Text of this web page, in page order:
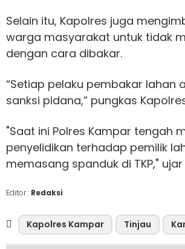
Selain itu, Kapolres juga
warga masyarakat untuk tidak
dengan cara dibakar.
“Setiap pelaku pembakar lahan
sanksi pidana,” pungkas
"Saat ini Polres Kampar tengah
penyelidikan terhadap pemilik
memasang spanduk di TKP,"
Editor : Redaksi
Kapolres Kampar Tinjau